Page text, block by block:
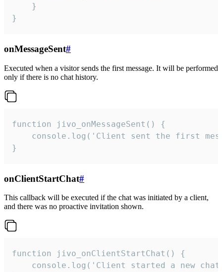
    }
}
onMessageSent#
Executed when a visitor sends the first message. It will be performed
only if there is no chat history.
function jivo_onMessageSent() {
console.log('Client sent the first
}
onClientStartChat#
This callback will be executed if the chat was initiated by a client,
and there was no proactive invitation shown.
function jivo_onClientStartChat() {
console.log('Client started a new